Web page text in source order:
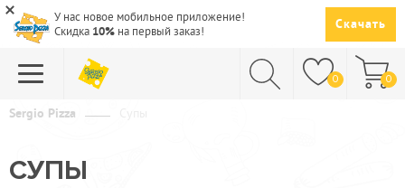
У нас новое мобильное приложение!
Скидка 10% на первый заказ! Скачать
0 0
Sergio Pizza
СУПЫ